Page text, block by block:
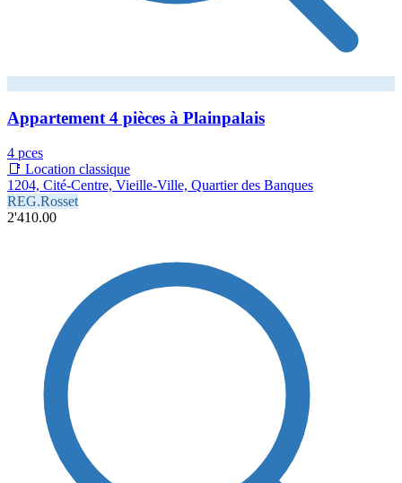
Appartement 4 pièces à Plainpalais
4 pces
📑 Location classique
1204, Cité-Centre, Vieille-Ville, Quartier des Banques
REG.Rosset
2'410.00